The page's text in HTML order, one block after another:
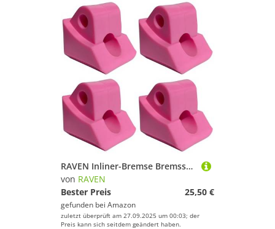
RAVEN Inliner-Bremse Bremsstopper Bremsklotz aus Plastik für Inlineskates Princess/Laguna/Starlet/Stella Größe 26-29 (Pink)
von RAVEN
Bester Preis
25,50 €
gefunden bei Amazon
zuletzt überprüft am 27.09.2025 um 00:03; der
Preis kann sich seitdem geändert haben.